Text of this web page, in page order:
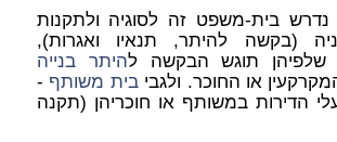
בע"א 19/81 נדרש בית-משפט זה לסוגיה ולתקנות
(בקשה להיתר, תנאיו ואגרות),
היתר בנייה
או החוכר. ולגביבית משותף -
הדירות במשותף או חוכריהן (תקנה